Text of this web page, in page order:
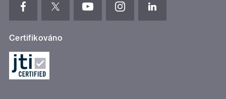
Certifikováno